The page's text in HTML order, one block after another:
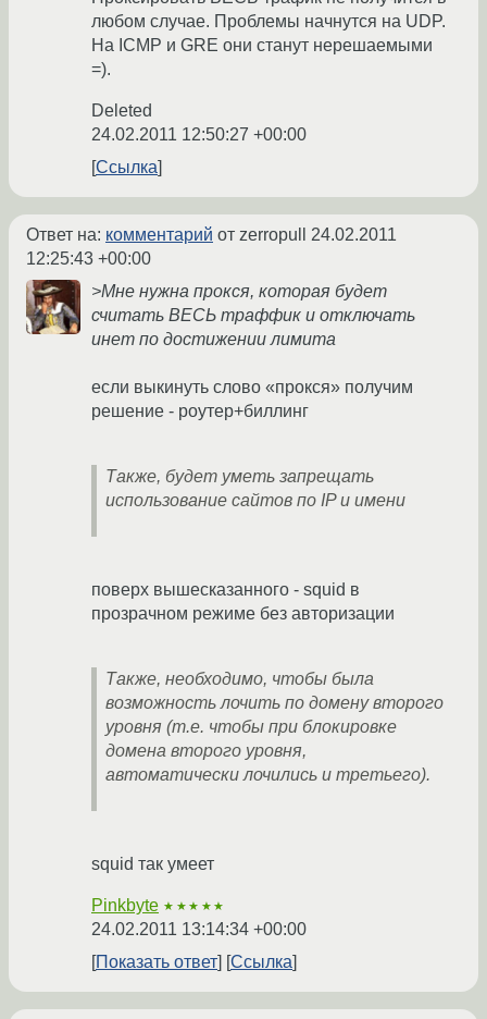
любом случае. Проблемы начнутся на UDP.
На ICMP и GRE они станут нерешаемыми
=).
Deleted
24.02.2011 12:50:27 +00:00
Ссылка
Ответ на: комментарий от zerropull 24.02.2011
12:25:43 +00:00
>Мне нужна прокся, которая будет
считать ВЕСЬ траффик и отключать
инет по достижении лимита
если выкинуть слово «прокся» получим
решение - роутер+биллинг
Также, будет уметь запрещать
использование сайтов по IP и имени
поверх вышесказанного - squid в
прозрачном режиме без авторизации
Также, необходимо, чтобы была
возможность лочить по домену второго
уровня (т.е. чтобы при блокировке
домена второго уровня,
автоматически лочились и третьего).
squid так умеет
Pinkbyte ★★★★★
24.02.2011 13:14:34 +00:00
Показать ответ
Ссылка